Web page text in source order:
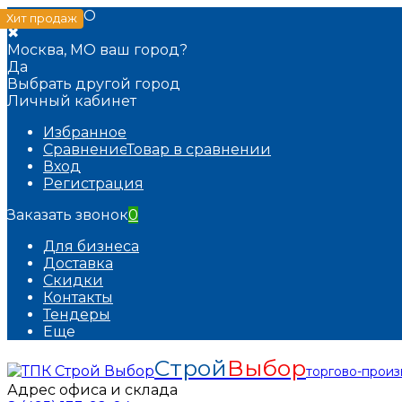
Москва, МО
✖
Москва, МО ваш город?
Да
Выбрать другой город
Личный кабинет
Избранное
СравнениеТовар в сравнении
Вход
Регистрация
Заказать звонок0
Для бизнеса
Доставка
Скидки
Контакты
Тендеры
Еще
Строй Выборторгово-
Адрес офиса и склада
Хит продаж